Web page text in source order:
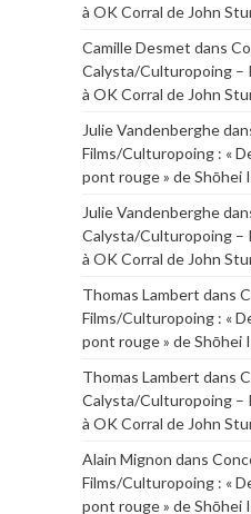
à OK Corral de John
Camille Desmet dans
Calysta/Culturopoing –
à OK Corral de John
Julie Vandenberghe
Films/Culturopoing : «
pont rouge » de Shōhei
Julie Vandenberghe
Calysta/Culturopoing –
à OK Corral de John
Thomas Lambert dans
Films/Culturopoing : «
pont rouge » de Shōhei
Thomas Lambert dans
Calysta/Culturopoing –
à OK Corral de John
Alain Mignon dans
Films/Culturopoing : «
pont rouge » de Shōhei